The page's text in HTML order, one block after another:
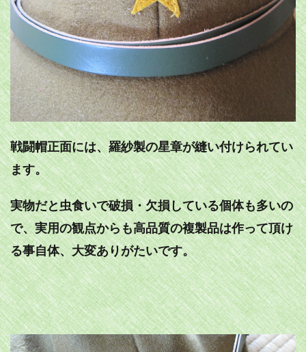
戦闘帽正面には、羅紗製の星章が縫い付けられてい
ます。
実物だと虫食いで破損・欠損している個体も多いの
で、実用の観点からも高品質の複製品は作って頂け
る事自体、大変ありがたいです。